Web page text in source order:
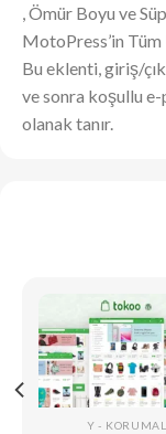
, Ömür Boyu ve
MotoPress’in
Bu eklenti, giriş/
ve sonra koşullu e-
olanak tanır.
Y -